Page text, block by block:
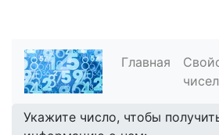
Главная
чисел
Укажите число, чтобы